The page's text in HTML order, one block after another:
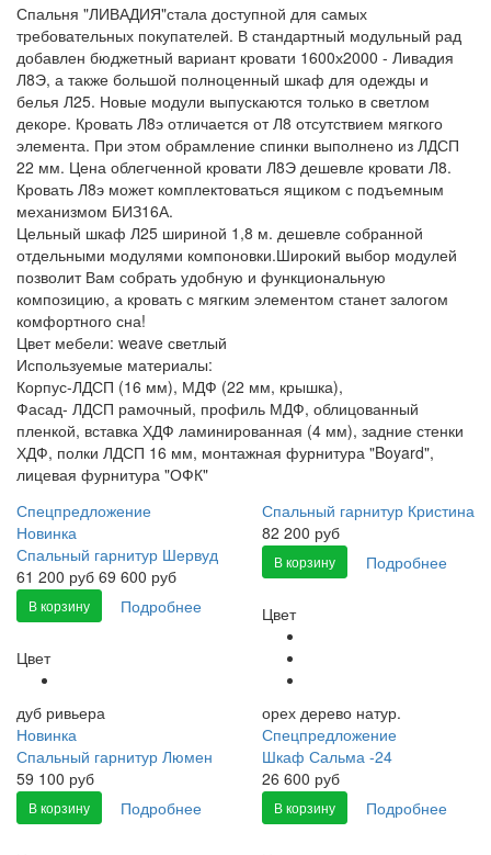
Спальня "ЛИВАДИЯ"стала доступной для самых
требовательных покупателей. В стандартный модульный рад
добавлен бюджетный вариант кровати 1600х2000 - Ливадия
Л8Э, а также большой полноценный шкаф для одежды и
белья Л25. Новые модули выпускаются только в светлом
декоре. Кровать Л8э отличается от Л8 отсутствием мягкого
элемента. При этом обрамление спинки выполнено из ЛДСП
22 мм. Цена облегченной кровати Л8Э дешевле кровати Л8.
Кровать Л8э может комплектоваться ящиком с подъемным
механизмом БИЗ16А.
Цельный шкаф Л25 шириной 1,8 м. дешевле собранной
отдельными модулями компоновки.Широкий выбор модулей
позволит Вам собрать удобную и функциональную
композицию, а кровать с мягким элементом станет залогом
комфортного сна!
Цвет мебели: weave светлый
Используемые материалы:
Корпус-ЛДСП (16 мм), МДФ (22 мм, крышка),
Фасад- ЛДСП рамочный, профиль МДФ, облицованный
пленкой, вставка ХДФ ламинированная (4 мм), задние стенки
ХДФ, полки ЛДСП 16 мм, монтажная фурнитура "Boyard",
лицевая фурнитура "ОФК"
Спецпредложение
Новинка
Спальный гарнитур Шервуд
61 200 руб 69 600 руб
В корзину Подробнее
Цвет
дуб ривьера
Спальный гарнитур Кристина
82 200 руб
В корзину Подробнее
Цвет
орех дерево натур.
Новинка
Спальный гарнитур Люмен
59 100 руб
В корзину Подробнее
Спецпредложение
Шкаф Сальма -24
26 600 руб
В корзину Подробнее